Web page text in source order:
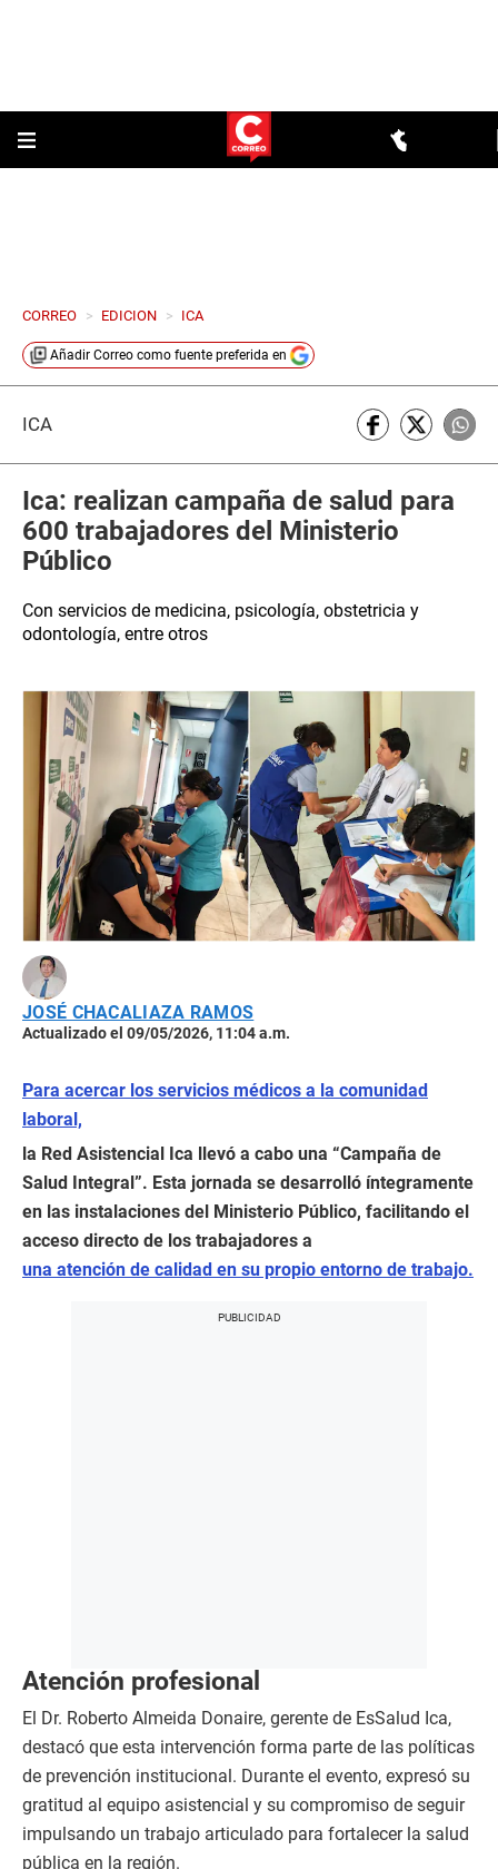
CORREO > EDICION > ICA
Añadir Correo como fuente preferida en
ICA
Ica: realizan campaña de salud para
600 trabajadores del Ministerio
Público
Con servicios de medicina, psicología, obstetricia y
odontología, entre otros
JOSÉ CHACALIAZA RAMOS
Actualizado el 09/05/2026, 11:04 a.m.
Para acercar los servicios médicos a la comunidad
laboral,
la Red Asistencial Ica llevó a cabo una “Campaña de
Salud Integral”. Esta jornada se desarrolló íntegramente
en las instalaciones del Ministerio Público, facilitando el
acceso directo de los trabajadores a
una atención de calidad en su propio entorno de trabajo.
Atención profesional
El Dr. Roberto Almeida Donaire, gerente de EsSalud Ica,
destacó que esta intervención forma parte de las políticas
de prevención institucional. Durante el evento, expresó su
gratitud al equipo asistencial y su compromiso de seguir
impulsando un trabajo articulado para fortalecer la salud
pública en la región.